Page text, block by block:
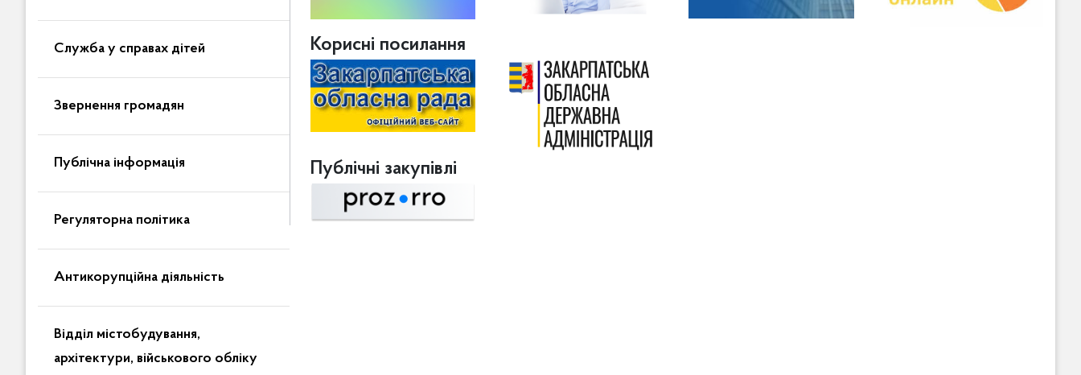
Служба у справах дітей
Звернення громадян
Публічна інформація
Регуляторна політика
Антикорупційна діяльність
Відділ містобудування,
архітектури, військового обліку
Корисні посилання
Публічні закупівлі